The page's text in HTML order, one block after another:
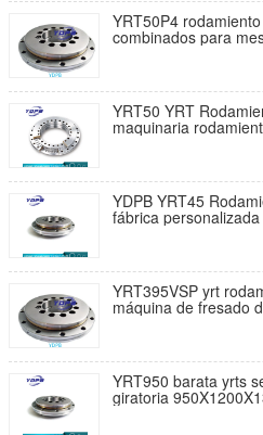
YRT50P4
combinados para
YRT50 YRT
maquinaria
YDPB YRT45 Rodamientos de mesa giratoria YRT
fábrica
YRT395VSP yrt
máquina de fresado
YRT950 barata yrts
giratoria